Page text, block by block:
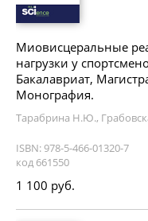
Миовисцеральные
нагрузки у
Бакалавриат,
Монография.
Тарабрина Н.Ю.,
ISBN: 978-5-466-01320-7
код 661550
1 100 руб.